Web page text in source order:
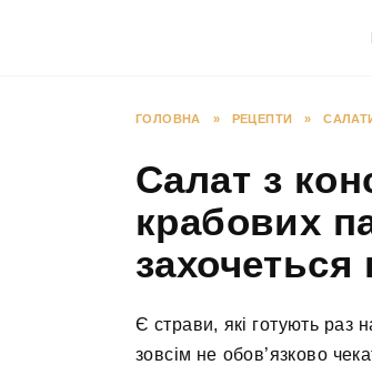
ГОЛОВНА » РЕЦЕПТИ »
Салат з
крабових
захочеться
Є страви, які готують раз
зовсім не обов’язково